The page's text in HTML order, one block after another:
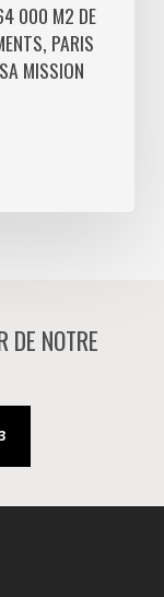
000 M2 DE
PARIS
MISSION
DE NOTRE